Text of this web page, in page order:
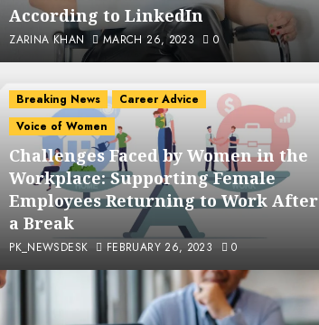
According to LinkedIn
ZARINA KHAN MARCH 26, 2023 0
Breaking News
Career Advice
Voice of Women
Challenges Faced by Women in the
Workplace: Supporting Female
Employees Returning to Work After
a Break
PK_NEWSDESK FEBRUARY 26, 2023 0